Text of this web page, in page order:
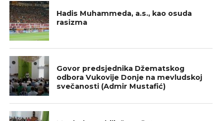
Hadis Muhammeda, a.s., kao osuda
rasizma
Govor predsjednika Džematskog
odbora Vukovije Donje na mevludskoj
svečanosti (Admir Mustafić)